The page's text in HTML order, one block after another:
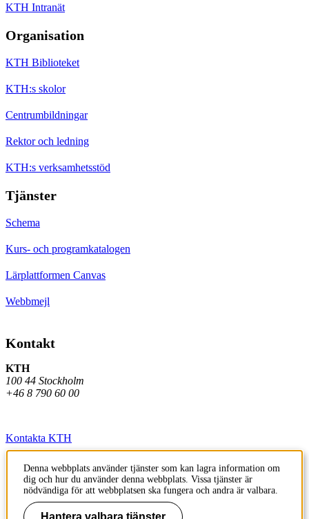
KTH Intranät
Organisation
KTH Biblioteket
KTH:s skolor
Centrumbildningar
Rektor och ledning
KTH:s verksamhetsstöd
Tjänster
Schema
Kurs- och programkatalogen
Lärplattformen Canvas
Webbmejl
Kontakt
KTH
100 44 Stockholm
+46 8 790 60 00
Kontakta KTH
Jobba på KTH
Press och media
Faktura och betalning KTH
Denna webbplats använder tjänster som kan lagra information om
dig och hur du använder denna webbplats. Vissa tjänster är
nödvändiga för att webbplatsen ska fungera och andra är valbara.
Hantera valbara tjänster